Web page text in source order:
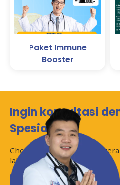
Paket Immune
Booster
Ingin konsultasi
Spesialis?
Check jadwal disini dan segera
lakukanAppointment
Jadwal Dokter